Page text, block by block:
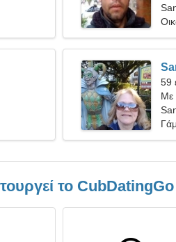
59
Με
το CubDatingGo